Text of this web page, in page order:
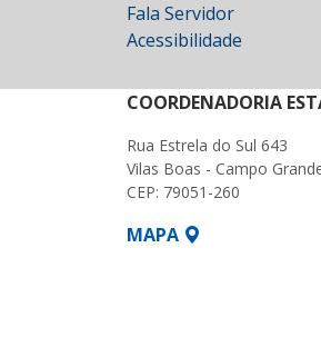
Fala Servidor
Acessibilidade
COORDENADORIA
Rua Estrela do Sul 643
Vilas Boas - Campo
CEP: 79051-260
MAPA